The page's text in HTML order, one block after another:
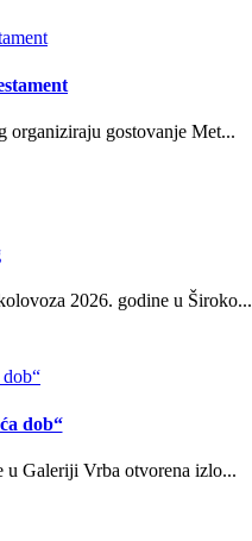
organiziraju gostovanje Met...
2026. godine u Široko...
dob“
u Galeriji Vrba otvorena izlo...